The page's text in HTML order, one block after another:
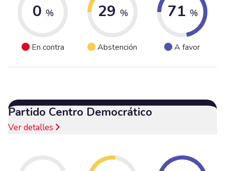
0 %
En contra
29 %
Abstención
71 %
A favor
Partido Centro Democrático
Ver detalles